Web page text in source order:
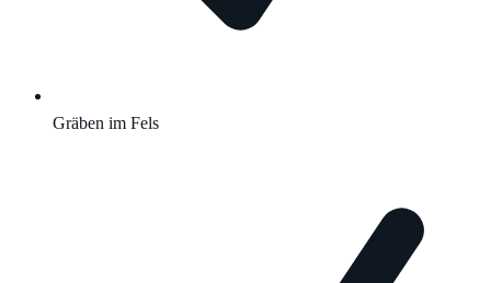
Gräben im Fels